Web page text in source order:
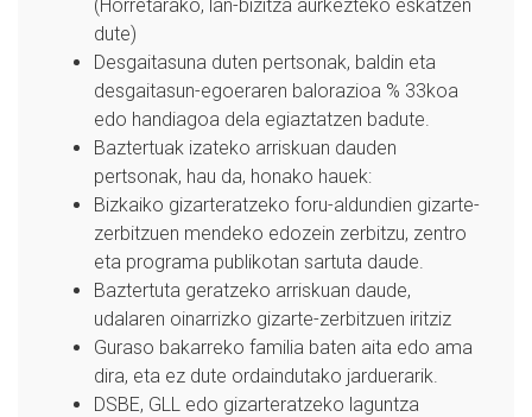
(Horretarako, lan-bizitza aurkezteko eskatzen
dute)
Desgaitasuna duten pertsonak, baldin eta
desgaitasun-egoeraren balorazioa % 33koa
edo handiagoa dela egiaztatzen badute.
Baztertuak izateko arriskuan dauden
pertsonak, hau da, honako hauek:
Bizkaiko gizarteratzeko foru-aldundien gizarte-
zerbitzuen mendeko edozein zerbitzu, zentro
eta programa publikotan sartuta daude.
Baztertuta geratzeko arriskuan daude,
udalaren oinarrizko gizarte-zerbitzuen iritziz
Guraso bakarreko familia baten aita edo ama
dira, eta ez dute ordaindutako jarduerarik.
DSBE, GLL edo gizarteratzeko laguntza